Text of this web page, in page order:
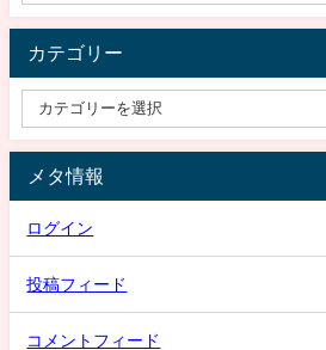
カテゴリー
メタ情報
ログイン
投稿フィード
コメントフィード